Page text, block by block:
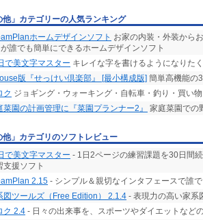
他」カテゴリーの人気ランキング
ホームデザインソフト お家の内装・外装から
が誰でも簡単にできるホームデザインソフト
で美文字マスター キレイな字を書けるようになりた
版『せっけい倶楽部』 [最小構成版] 簡単高機能の
ク ジョギング・ウォーキング・自転車・釣り・買い
菜園の計画管理に『菜園プランナー2』
家庭菜園での
他」カテゴリのソフトレビュー
で美文字マスター - 1日2ページの練習課題を30日間
支援ソフト
2.15 - シンプル＆親切なインタフェースで誰
図ツールズ（Free Edition） 2.1.4 - 表現力の高い家系
ク 2.4 - 日々の出来事を、スポーツやダイエットなど